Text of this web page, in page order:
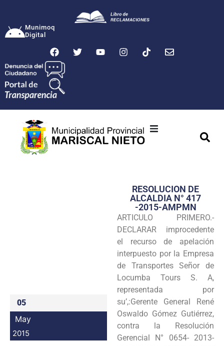
Munimoq
Digital
Transparencia
Seguridad
Programas
Intranet
05
May
2015
RESOLUCION DE
ALCALDIA N° 417
-2015-AMPMN
ARTICULO PRIMERO.-
DECLARAR improcedente
el recurso de apelación
interpuesto por la Empresa
de Transportes Señor de
Locumba Tours S. A,
representada por
su’,:Gerente General René
Oswaldo Gómez Gutiérrez,
contra la Resolución
Gerencial N° 0654- 2013-